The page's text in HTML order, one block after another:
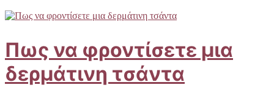
Πως να φροντίσετε μια
δερμάτινη τσάντα